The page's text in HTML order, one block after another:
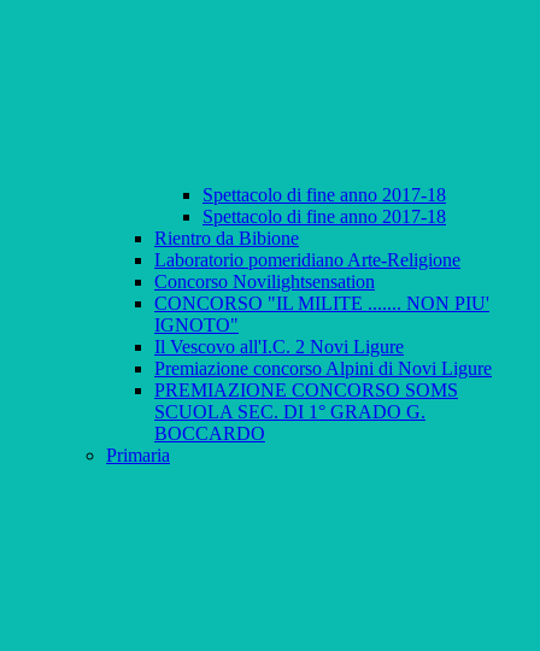
Spettacolo di fine anno 2017-18
Spettacolo di fine anno 2017-18
Rientro da Bibione
Laboratorio pomeridiano Arte-Religione
Concorso Novilightsensation
CONCORSO "IL MILITE ....... NON PIU'
IGNOTO"
Il Vescovo all'I.C. 2 Novi Ligure
Premiazione concorso Alpini di Novi Ligure
PREMIAZIONE CONCORSO SOMS
SCUOLA SEC. DI 1° GRADO G.
BOCCARDO
Primaria